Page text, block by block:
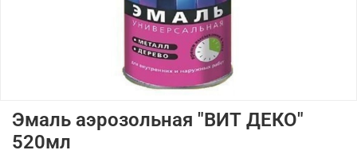
Эмаль аэрозольная "ВИТ ДЕКО"
520мл